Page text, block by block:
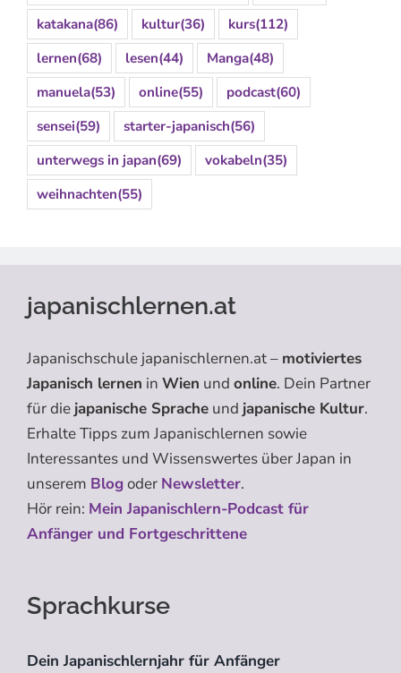
katakana(86) kultur(36) kurs(112)
lernen(68) lesen(44) Manga(48)
manuela(53) online(55) podcast(60)
sensei(59) starter-japanisch(56)
unterwegs in japan(69) vokabeln(35)
weihnachten(55)
japanischlernen.at
Japanischschule japanischlernen.at – motiviertes
Japanisch lernen in Wien und online. Dein Partner
für die japanische Sprache und japanische Kultur.
Erhalte Tipps zum Japanischlernen sowie
Interessantes und Wissenswertes über Japan in
unserem Blogoder Newsletter.
Hör rein: Mein Japanischlern-Podcast für
Anfänger und Fortgeschrittene
Sprachkurse
Dein Japanischlernjahr für Anfänger